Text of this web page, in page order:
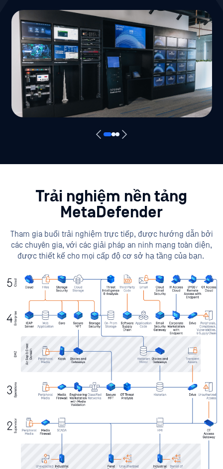
Trải nghiệm nền tảng
MetaDefender
Tham gia buổi trải nghiệm trực tiếp, được hướng dẫn bởi
các chuyên gia, với các giải pháp an ninh mạng toàn diện,
được thiết kế cho mọi cấp độ cơ sở hạ tầng của bạn.